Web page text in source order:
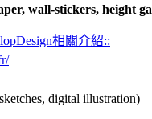
wall-stickers, height
相關介紹::
digital illustration)